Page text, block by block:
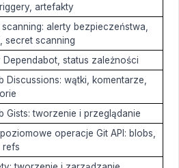
artefakty
alerty bezpieczeństwa,
secret scanning
Dependabot, status zależności
Discussions: wątki, komentarze,
Gists: tworzenie i przeglądanie
operacje Git API: blobs,
refs